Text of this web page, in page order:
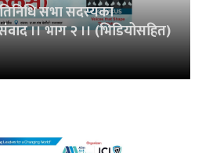
सभा सदस्यका
।। भाग २ ।। (भिडियोसहित)